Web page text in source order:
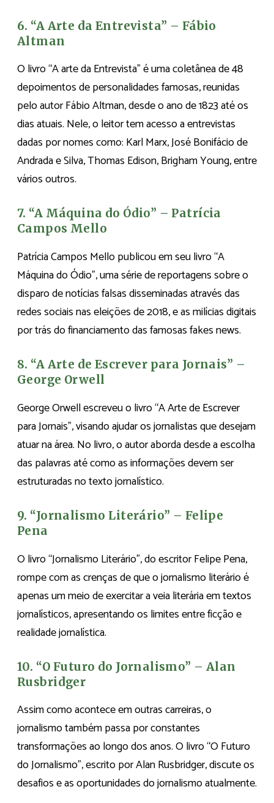
6. “A Arte da Entrevista” – Fábio
Altman
O livro “A arte da Entrevista” é uma coletânea de 48
depoimentos de personalidades famosas, reunidas
pelo autor Fábio Altman, desde o ano de 1823 até os
dias atuais. Nele, o leitor tem acesso a entrevistas
dadas por nomes como: Karl Marx, José Bonifácio de
Andrada e Silva, Thomas Edison, Brigham Young, entre
vários outros.
7. “A Máquina do Ódio” – Patrícia
Campos Mello
Patrícia Campos Mello publicou em seu livro “A
Máquina do Ódio”, uma série de reportagens sobre o
disparo de notícias falsas disseminadas através das
redes sociais nas eleições de 2018, e as milícias digitais
por trás do financiamento das famosas fakes news.
8. “A Arte de Escrever para Jornais” –
George Orwell
George Orwell escreveu o livro “A Arte de Escrever
para Jornais”, visando ajudar os jornalistas que desejam
atuar na área. No livro, o autor aborda desde a escolha
das palavras até como as informações devem ser
estruturadas no texto jornalístico.
9. “Jornalismo Literário” – Felipe
Pena
O livro “Jornalismo Literário”, do escritor Felipe Pena,
rompe com as crenças de que o jornalismo literário é
apenas um meio de exercitar a veia literária em textos
jornalísticos, apresentando os limites entre ficção e
realidade jornalística.
10. “O Futuro do Jornalismo” – Alan
Rusbridger
Assim como acontece em outras carreiras, o
jornalismo também passa por constantes
transformações ao longo dos anos. O livro “O Futuro
do Jornalismo”, escrito por Alan Rusbridger, discute os
desafios e as oportunidades do jornalismo atualmente.